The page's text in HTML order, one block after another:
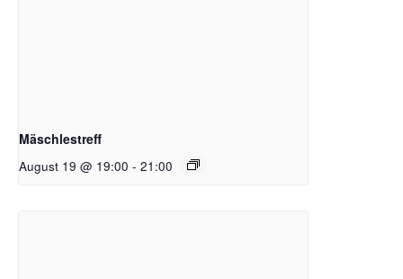
Mäschlestreff
August 19 @ 19:00 - 21:00